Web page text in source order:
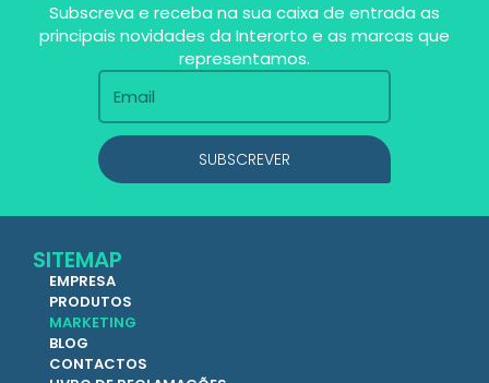
Subscreva e receba na sua caixa de entrada as
principais novidades da Interorto e as marcas que
representamos.
SUBSCREVER
SITEMAP
EMPRESA
PRODUTOS
MARKETING
BLOG
CONTACTOS